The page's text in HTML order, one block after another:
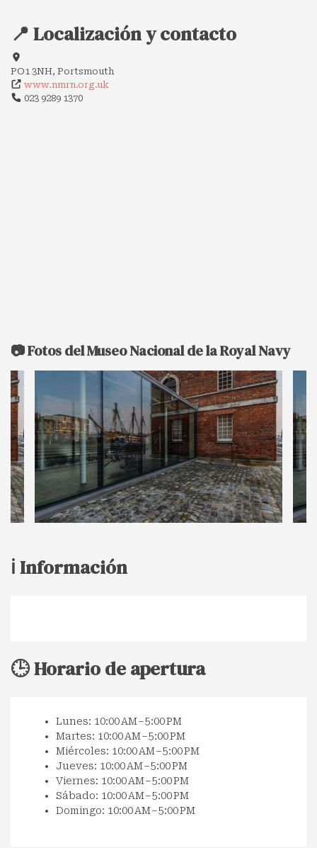
📍 Localización y contacto
PO1 3NH, Portsmouth
www.nmrn.org.uk
023 9289 1370
📷 Fotos del Museo Nacional de la Royal Navy
ℹ️ Información
🕒 Horario de apertura
Lunes: 10:00 AM – 5:00 PM
Martes: 10:00 AM – 5:00 PM
Miércoles: 10:00 AM – 5:00 PM
Jueves: 10:00 AM – 5:00 PM
Viernes: 10:00 AM – 5:00 PM
Sábado: 10:00 AM – 5:00 PM
Domingo: 10:00 AM – 5:00 PM